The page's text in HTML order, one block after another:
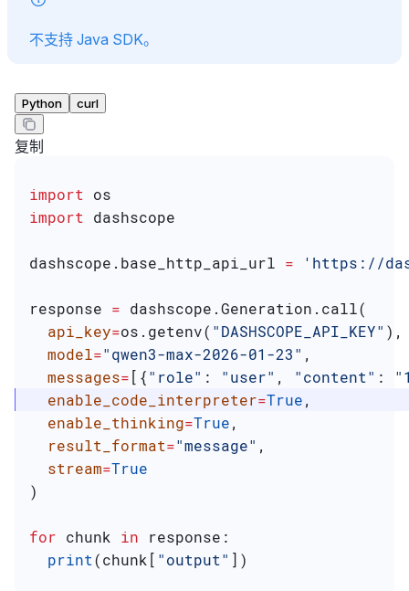
不支持 Java SDK。
Python curl
复制
import os
import dashscope
dashscope.base_http_api_url = 'https://
response = dashscope.Generation.call(
  api_key
=os.getenv( "DASHSCOPE_API_KEY" ),
  model
="qwen3-max-2026-01-23" ,
  messages
= [{"role" : "user" , "content" :
  enable_code_interpreter
=True,
  enable_thinking
=True,
  result_format
="message" ,
  stream
=True
)
for chunk in response:
  print
(chunk[ "output" ])